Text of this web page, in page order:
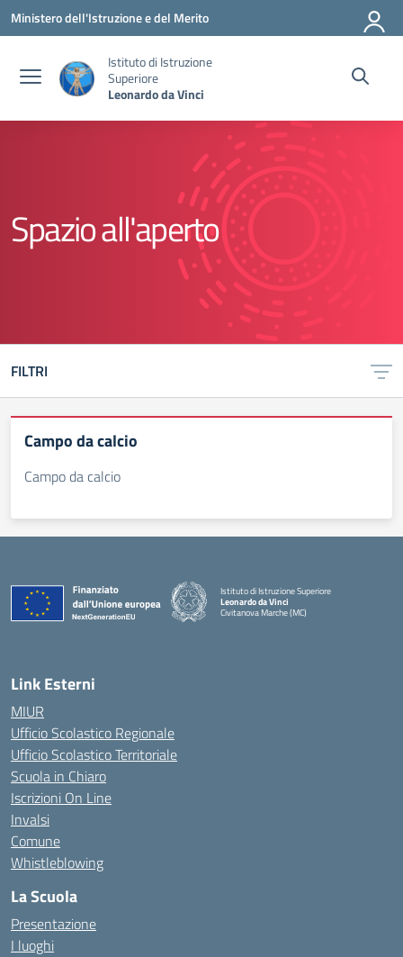
Vai ai contenuti
Vai al menu di navigazione
Vai al footer
Ministero dell'Istruzione e del Merito
Istituto di Istruzione
Superiore
Leonardo da Vinci
Spazio all'aperto
FILTRI
Campo da calcio
Campo da calcio
Istituto di Istruzione Superiore
Leonardo da Vinci
Civitanova Marche (MC)
Link Esterni
MIUR
Ufficio Scolastico Regionale
Ufficio Scolastico Territoriale
Scuola in Chiaro
Iscrizioni On Line
Invalsi
Comune
Whistleblowing
La Scuola
Presentazione
I luoghi